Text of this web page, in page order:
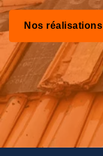
Nos réalisations